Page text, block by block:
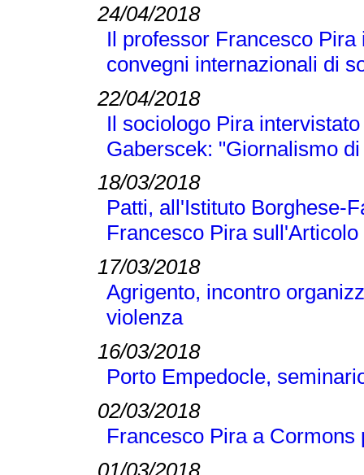
24/04/2018
Il professor Francesco
convegni internazionali di
22/04/2018
Il sociologo Pira
Gaberscek: "Giornalismo
18/03/2018
Patti, all'Istituto Borghese-
Francesco Pira sull'Articolo
17/03/2018
Agrigento, incontro
violenza
16/03/2018
Porto Empedocle,
02/03/2018
Francesco Pira a
01/03/2018